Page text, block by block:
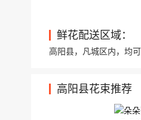
高阳县正阳
鲜花配送区域：
高阳县，凡城区内，均
高阳县花束推荐